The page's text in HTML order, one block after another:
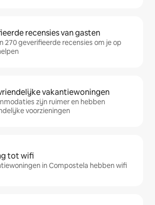
recensies van gasten
270 geverifieerde recensies om je op
vakantiewoningen
zijn ruimer en hebben
voorzieningen
tot wifi
in Compostela hebben wifi